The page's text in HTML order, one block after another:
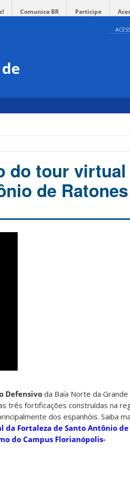
Comunica BR Participe
do tour virtual
de Ratones
Defensivo da Baía Norte da Grande
três fortificações construídas na
dos espanhóis. Saiba
Fortaleza de Santo Antônio de
do Campus Florianópolis-